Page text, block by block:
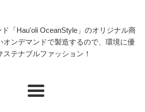
「Hau'oli OceanStyle」のオリジナル商
オンデマンドで製造するので、環境に優
ステナブルファッション！
Menu